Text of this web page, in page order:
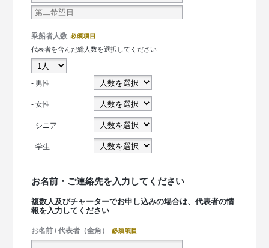
乗船者人数
代表者を含んだ総人数を選択してください
- 男性
- 女性
- シニア
- 学生
お名前・ご連絡先を入力してください
複数人及びチャーターでお申し込みの場合は、代表者の情
報を入力してください
お名前 / 代表者（全角）